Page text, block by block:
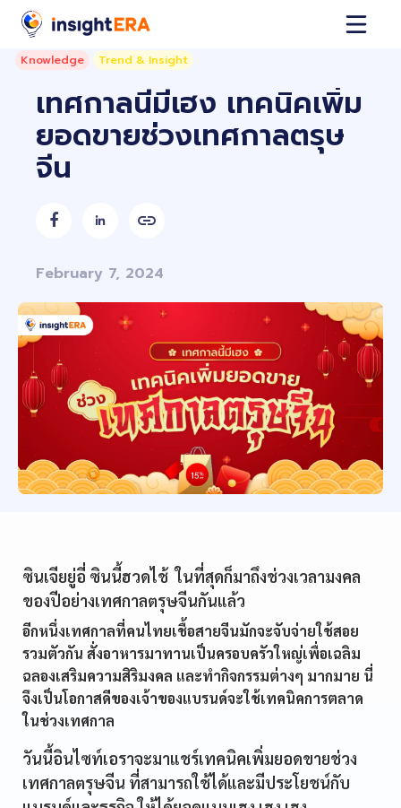
Knowledge Trend & Insight
เทศกาลนี้มีเฮง เทคนิคเพิ่ม
ยอดขายช่วงเทศกาลตรุษ
จีน
 
February 7, 2024
ซินเจียยู่อี่ ซินนี้ฮวดไช้ ในที่สุดก็มาถึงช่วงเวลามงคล
ของปีอย่างเทศกาลตรุษจีนกันแล้ว
อีกหนึ่งเทศกาลที่คนไทยเชื้อสายจีนมักจะจับจ่ายใช้สอย
รวมตัวกัน สั่งอาหารมาทานเป็นครอบครัวใหญ่เพื่อเฉลิม
ฉลองเสริมความสิริมงคล และทำกิจกรรมต่างๆ มากมาย นี่
จึงเป็นโอกาสดีของเจ้าของแบรนด์จะใช้เทคนิคการตลาด
ในช่วงเทศกาล
วันนี้อินไซท์เอราจะมาแชร์เทคนิคเพิ่มยอดขายช่วง
เทศกาลตรุษจีน ที่สามารถใช้ได้และมีประโยชน์กับ